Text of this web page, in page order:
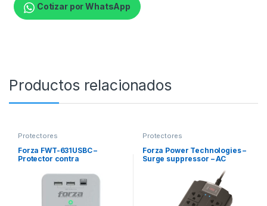
Cotizar por WhatsApp
Productos relacionados
Protectores
Forza FWT-631USBC –
Protector contra
pared) – CA 125 V – 1875
vatios – conectores de
salida: 6 – blanco
Protectores
Forza Power Technologies –
Surge suppressor – AC
retardador de llama –
Interruptor automático de
sobrecarga